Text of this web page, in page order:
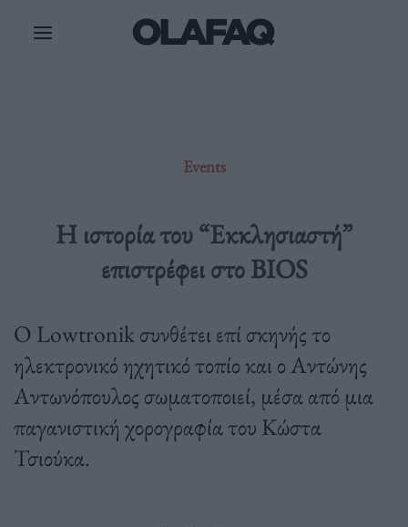
Events
Η ιστορία του “Εκκλησιαστή”
επιστρέφει στο BIOS
Ο Lowtronik συνθέτει επί σκηνής το
ηλεκτρονικό ηχητικό τοπίο και ο Αντώνης
Αντωνόπουλος σωματοποιεί, μέσα από μια
παγανιστική χορογραφία του Κώστα
Τσιούκα.